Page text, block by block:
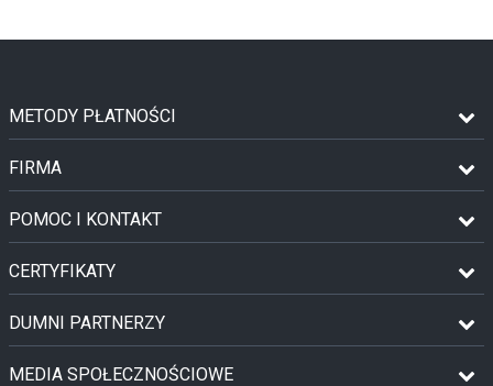
METODY PŁATNOŚCI
FIRMA
POMOC I KONTAKT
CERTYFIKATY
DUMNI PARTNERZY
MEDIA SPOŁECZNOŚCIOWE